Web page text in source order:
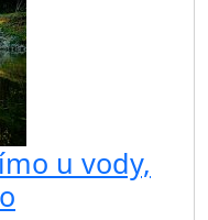
u vody,